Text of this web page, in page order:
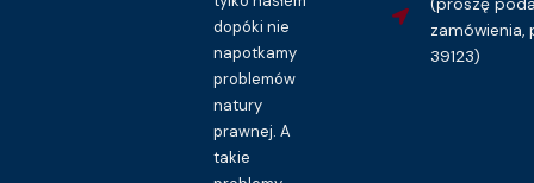
dopóki nie
napotkamy
problemów
natury
prawnej. A
takie
zamówienia,
39123)